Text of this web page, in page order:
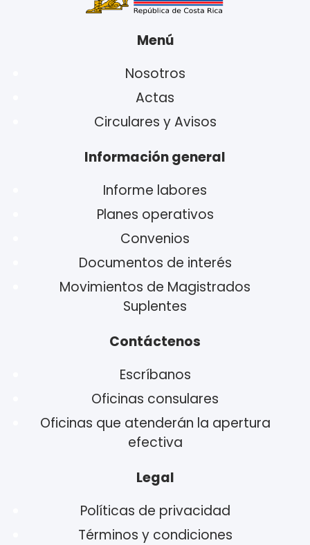
Menú
Nosotros
Actas
Circulares y Avisos
Información general
Informe labores
Planes operativos
Convenios
Documentos de interés
Movimientos de Magistrados
Suplentes
Contáctenos
Escríbanos
Oficinas consulares
Oficinas que atenderán la apertura
efectiva
Legal
Políticas de privacidad
Términos y condiciones